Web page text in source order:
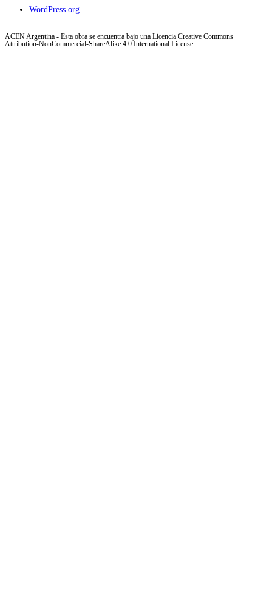
WordPress.org
ACEN Argentina - Esta obra se encuentra bajo una Licencia Creative Commons
Attribution-NonCommercial-ShareAlike 4.0 International License.